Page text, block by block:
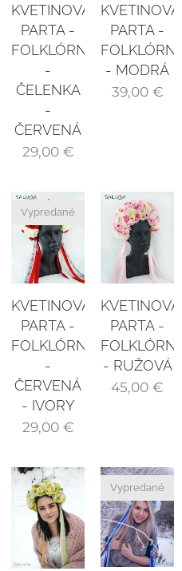
KVETINOVÁ
PARTA -
FOLKLÓRNA
-
ČELENKA
-
ČERVENÁ
29,00€
KVETINOVÁ
PARTA -
- MODRÁ
39,00€
KVETINOVÁ
PARTA -
FOLKLÓRNA
-
ČERVENÁ
- IVORY
Vypredané
29,00€
KVETINOVÁ
PARTA -
- RUŽOVÁ
45,00 €
Vypredané